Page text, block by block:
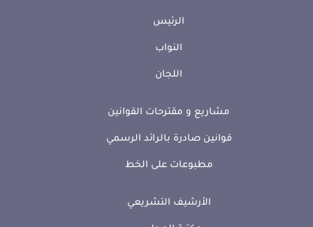
الرئيس
النواب
اللجان
مشاريع و مقترحات القوانين
قوانين صادرة بالرائد الرسمي
مطبوعات على الخط
الأرشيف التشريعي